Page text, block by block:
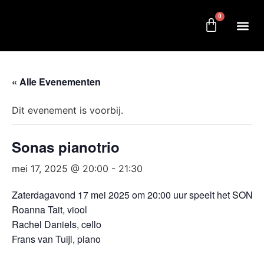
0
« Alle Evenementen
Dit evenement is voorbij.
Sonas pianotrio
mei 17, 2025 @ 20:00 - 21:30
Zaterdagavond 17 mei 2025 om 20:00 uur speelt het
Roanna Tait, viool
Rachel Daniels, cello
Frans van Tuijl, piano